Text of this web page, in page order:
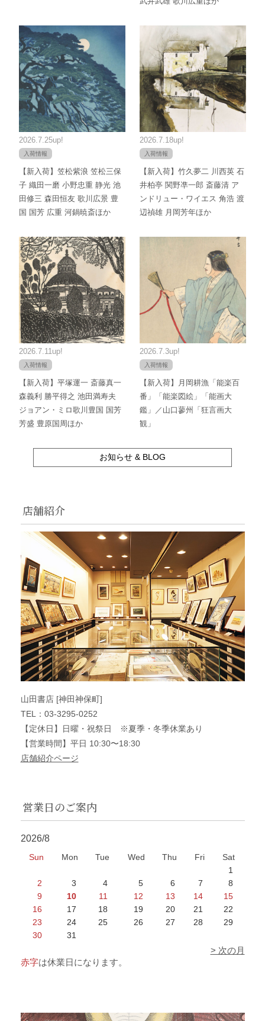
2026.7.25up!
入荷情報
【新入荷】笠松紫浪 笠松三保
子 織田一磨 小野忠重 静光 池
田修三 森田恒友 歌川広景 豊
国 国芳 広重 河鍋暁斎ほか
2026.7.18up!
入荷情報
【新入荷】竹久夢二 川西英 石
井柏亭 関野凖一郎 斎藤清 ア
ンドリュー・ワイエス 角浩 渡
辺禎雄 月岡芳年ほか
2026.7.11up!
入荷情報
【新入荷】平塚運一 斎藤真一
森義利 勝平得之 池田満寿夫
ジョアン・ミロ歌川豊国 国芳
芳盛 豊原国周ほか
2026.7.3up!
入荷情報
【新入荷】月岡耕漁「能楽百
番」「能楽図絵」「能画大
鑑」／山口蓼州「狂言画大
観」
お知らせ & BLOG
店舗紹介
山田書店 [神田神保町]
TEL：03-3295-0252
【定休日】日曜・祝祭日 ※夏季・冬季休業あり
【営業時間】平日 10:30〜18:30
店舗紹介ページ
営業日のご案内
2026/8
Sun Mon Tue Wed Thu Fri
Sat
1
2
3 4 5 6 7
8
9
10 11 12 13 14
15
16
17 18 19 20 21
22
23
24 25 26 27 28
29
30
31
> 次の月
赤字は休業日になります。